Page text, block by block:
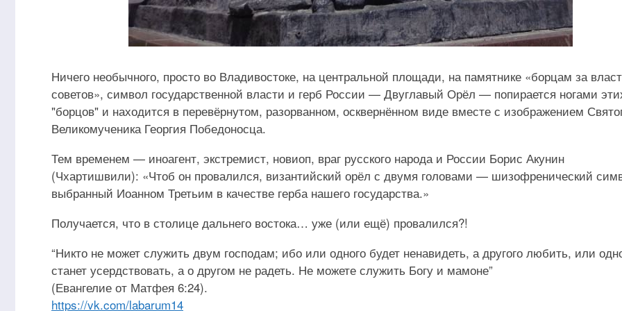
Ничего необычного, просто во Владивостоке, на центральной площади, на памятнике «борцам за
советов», символ государственной власти и герб России — Двуглавый Орёл — попирается ногами
"борцов" и находится в перевёрнутом, разорванном, осквернённом виде вместе с изображением
Великомученика Георгия Победоносца.
Тем временем — иноагент, экстремист, новиоп, враг русского народа и России Борис Акунин
(Чхартишвили): «Чтоб он провалился, византийский орёл с двумя головами — шизофренический
выбранный Иоанном Третьим в качестве герба нашего государства.»
Получается, что в столице дальнего востока… уже (или ещё) провалился?!
“Никто не может служить двум господам; ибо или одного будет ненавидеть, а другого любить, или
станет усердствовать, а о другом не радеть. Не можете служить Богу и мамоне”
(Евангелие от Матфея 6:24).
https://vk.com/labarum14